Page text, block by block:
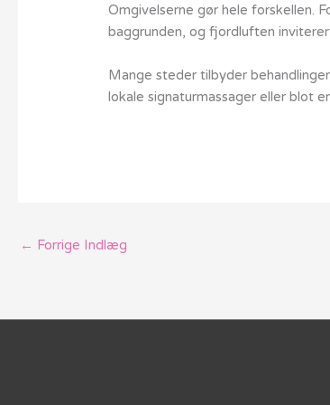
Omgivelserne gør hele forskellen.
baggrunden, og fjordluften
Mange steder tilbyder
lokale signaturmassager eller blot
← Forrige Indlæg